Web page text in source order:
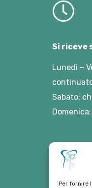
Per fornire
Si riceve
Lunedì –
Sabato: